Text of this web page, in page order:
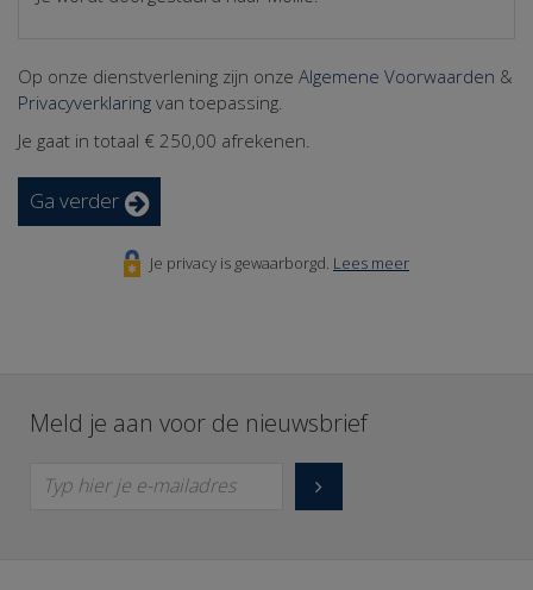
Op onze dienstverlening zijn onze Algemene Voorwaarden &
Privacyverklaring van toepassing.
Je gaat in totaal € 250,00 afrekenen.
Ga verder
Je privacy is gewaarborgd. Lees meer
Meld je aan voor de nieuwsbrief
Typ hier je e-mailadres